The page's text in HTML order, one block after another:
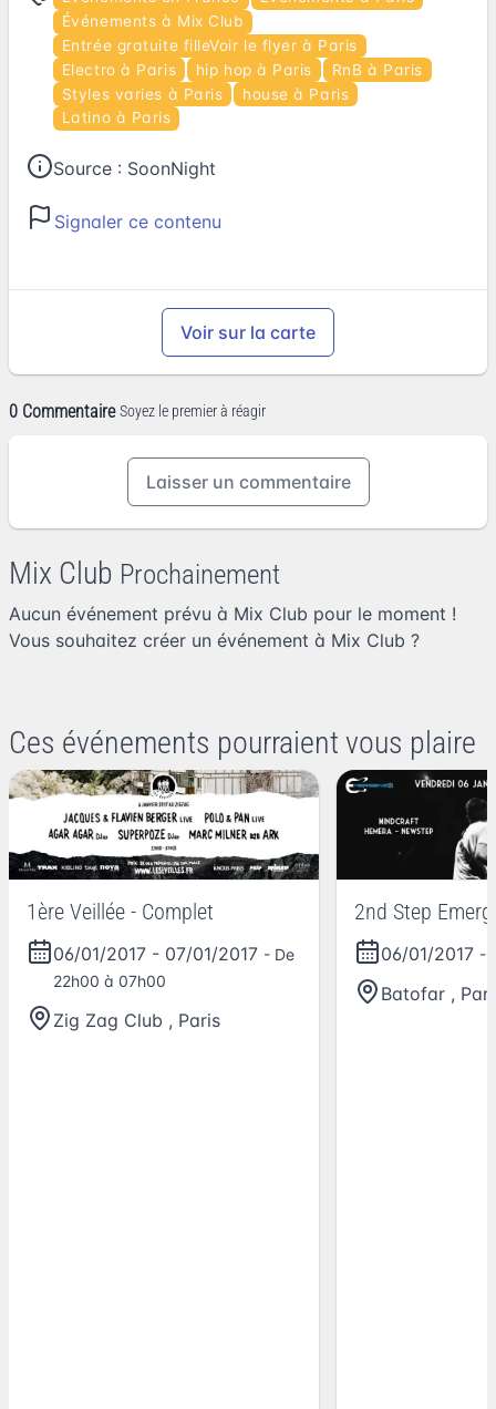
Événements à Mix Club
Entrée gratuite filleVoir le flyer à Paris
Electro à Paris
hip hop à Paris
RnB à Paris
Styles varies à Paris
house à Paris
Latino à Paris
Source : SoonNight
Signaler ce contenu
Voir sur la carte
0 Commentaire Soyez le premier à réagir
Laisser un commentaire
Mix Club Prochainement
Aucun événement prévu à Mix Club pour le moment !
Vous souhaitez créer un événement à Mix Club ?
Ces événements pourraient vous plaire
1ère Veillée - Complet
06/01/2017 - 07/01/2017 - De
22h00 à 07h00
Zig Zag Club , Paris
2nd Step
06/01/2017 -
Batofar ,